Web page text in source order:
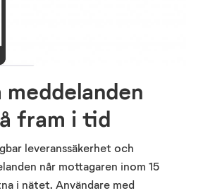
meddelanden
fram i tid
leveranssäkerhet och
når mottagaren inom 15
i nätet. Användare med